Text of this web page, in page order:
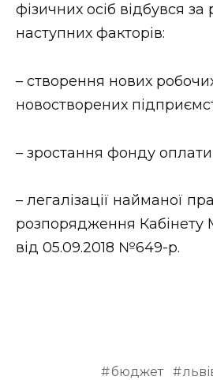
фізичних осіб відбувся за
наступних факторів:
– створення нових
новостворених
– зростання фонду оплати
– легалізації найманої
розпорядження Кабінету
від 05.09.2018 №649-р.
бюджет